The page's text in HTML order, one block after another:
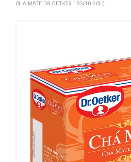
CHA MATE DR OETKER 15G(10 SCH)